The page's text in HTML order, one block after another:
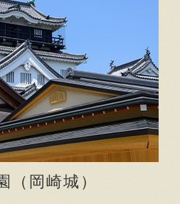
（岡崎城）